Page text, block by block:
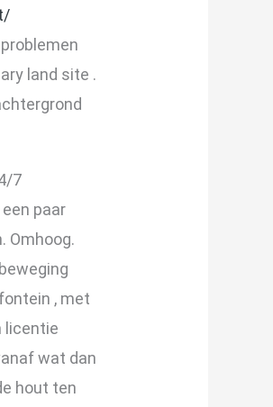
land site .
7
paar
Omhoog.
, met
licentie
wat dan
hout ten